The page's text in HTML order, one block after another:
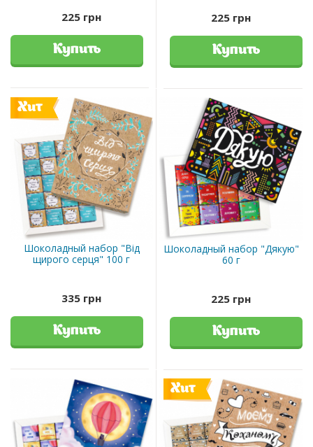
225 грн
Купить
225 грн
Купить
Хит
Шоколадный набор "Від
щирого серця" 100 г
335 грн
Купить
Шоколадный набор "Дякую"
60 г
225 грн
Купить
Хит